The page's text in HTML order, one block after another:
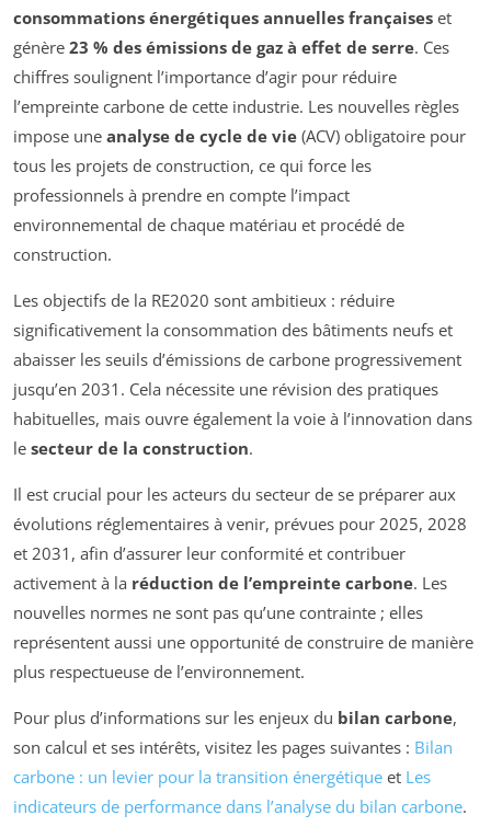
consommations énergétiques annuelles françaises et
génère 23 % des émissions de gaz à effet de serre. Ces
chiffres soulignent l’importance d’agir pour réduire
l’empreinte carbone de cette industrie. Les nouvelles règles
impose une analyse de cycle de vie (ACV) obligatoire pour
tous les projets de construction, ce qui force les
professionnels à prendre en compte l’impact
environnemental de chaque matériau et procédé de
construction.
Les objectifs de la RE2020 sont ambitieux : réduire
significativement la consommation des bâtiments neufs et
abaisser les seuils d’émissions de carbone progressivement
jusqu’en 2031. Cela nécessite une révision des pratiques
habituelles, mais ouvre également la voie à l’innovation dans
le secteur de la construction.
Il est crucial pour les acteurs du secteur de se préparer aux
évolutions réglementaires à venir, prévues pour 2025, 2028
et 2031, afin d’assurer leur conformité et contribuer
activement à la réduction de l’empreinte carbone. Les
nouvelles normes ne sont pas qu’une contrainte ; elles
représentent aussi une opportunité de construire de manière
plus respectueuse de l’environnement.
Pour plus d’informations sur les enjeux du bilan carbone,
son calcul et ses intérêts, visitez les pages suivantes : Bilan
carbone : un levier pour la transition énergétique et Les
indicateurs de performance dans l’analyse du bilan carbone.